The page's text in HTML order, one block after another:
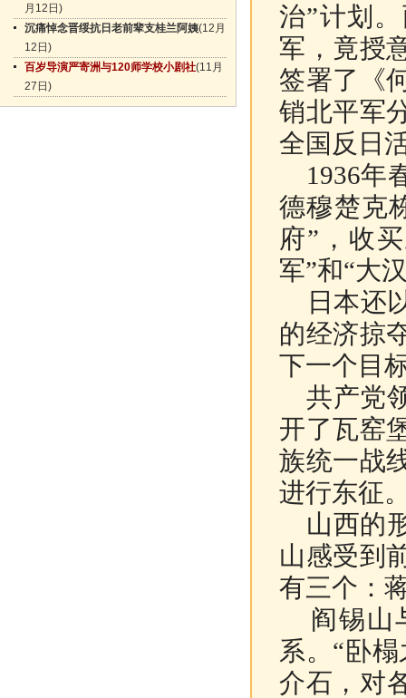
月12日)
沉痛悼念晋绥抗日老前辈支桂兰阿姨(12月
12日)
百岁导演严寄洲与120师学校小剧社(11月
27日)
治”计划
军，竟授
签署了《
销北平军
全国反日
1936年
德穆楚克
府”，收
军”和“大
日本还
的经济掠
下一个目
共产党
开了瓦窑
族统一战
进行东征
山西的
山感受到
有三个：
阎锡山
系。“卧
介石，对